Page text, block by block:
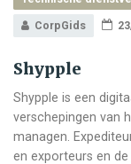
CorpGids
Shypple
Shypple is een
verschepingen van
managen.
en exporteurs en